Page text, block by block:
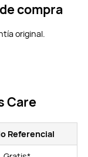
compra
original.
Care
Referencial